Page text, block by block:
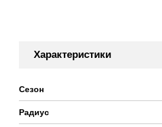
Характеристики
Сезон
Радиус